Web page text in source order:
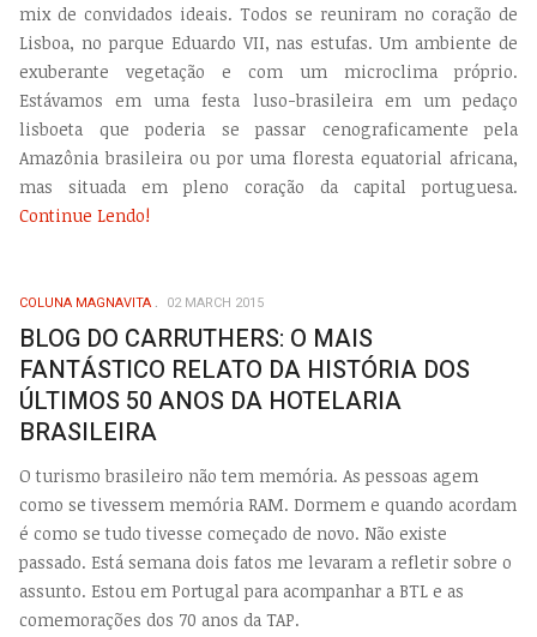
mix de convidados ideais. Todos se reuniram no coração de
Lisboa, no parque Eduardo VII, nas estufas. Um ambiente de
exuberante vegetação e com um microclima próprio.
Estávamos em uma festa luso-brasileira em um pedaço
lisboeta que poderia se passar cenograficamente pela
Amazônia brasileira ou por uma floresta equatorial africana,
mas situada em pleno coração da capital portuguesa.
Continue Lendo!
COLUNA MAGNAVITA 02 MARCH 2015
BLOG DO CARRUTHERS: O MAIS
FANTÁSTICO RELATO DA HISTÓRIA DOS
ÚLTIMOS 50 ANOS DA HOTELARIA
BRASILEIRA
O turismo brasileiro não tem memória. As pessoas agem
como se tivessem memória RAM. Dormem e quando acordam
é como se tudo tivesse começado de novo. Não existe
passado. Está semana dois fatos me levaram a refletir sobre o
assunto. Estou em Portugal para acompanhar a BTL e as
comemorações dos 70 anos da TAP.